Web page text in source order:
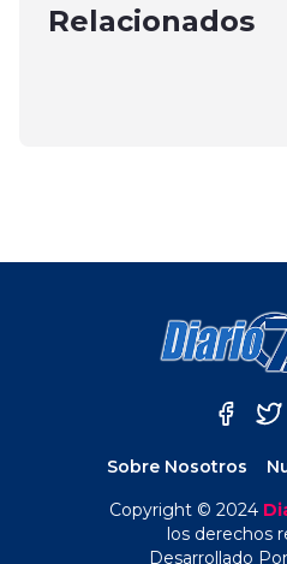
Relacionados
febrero 26, 2025
2024 en Curicó
mejorarán cierres
Sobre Nosotros
Copyright © 2024
los derechos
Desarrollado